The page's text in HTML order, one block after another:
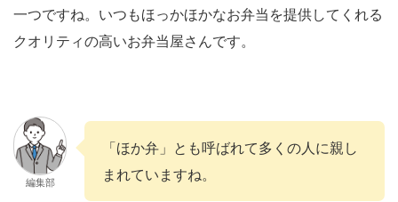
一つですね。いつもほっかほかなお弁当を提供してくれる
クオリティの高いお弁当屋さんです。
編集部
「ほか弁」とも呼ばれて多くの人に親し
まれていますね。